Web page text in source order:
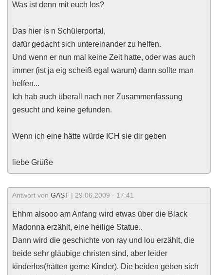
Was ist denn mit euch los?
Das hier is n Schülerportal,
dafür gedacht sich untereinander zu helfen.
Und wenn er nun mal keine Zeit hatte, oder was auch
immer (ist ja eig scheiß egal warum) dann sollte man
helfen...
Ich hab auch überall nach ner Zusammenfassung
gesucht und keine gefunden.
Wenn ich eine hätte würde ICH sie dir geben
liebe Grüße
Antwort von GAST | 29.06.2009 - 17:41
Ehhm alsooo am Anfang wird etwas über die Black
Madonna erzählt, eine heilige Statue..
Dann wird die geschichte von ray und lou erzählt, die
beide sehr gläubige christen sind, aber leider
kinderlos(hätten gerne Kinder). Die beiden geben sich